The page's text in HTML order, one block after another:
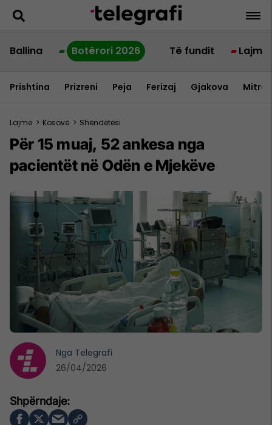
Ballina Botërori 2026 Të fundit Lajme
Prishtina Prizreni Peja Ferizaj Gjakova
Lajme > Kosovë > Shëndetësi
Për 15 muaj, 52 ankesa nga
pacientët në Odën e Mjekëve
Nga Telegrafi
26/04/2026